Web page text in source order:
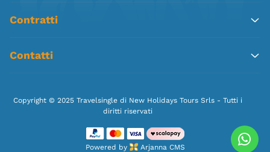
Contratti
Contatti
Copyright © 2025 Travelsingle di New Holidays Tours Srls - Tutti i
diritti riservati
Powered by Arjanna CMS